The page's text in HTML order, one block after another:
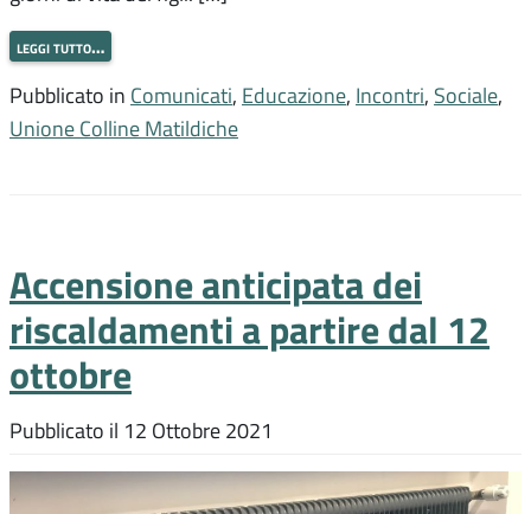
leggi tutto…
Pubblicato in Comunicati, Educazione, Incontri, Sociale,
Unione Colline Matildiche
Accensione anticipata dei
riscaldamenti a partire dal 12
ottobre
Pubblicato il 12 Ottobre 2021